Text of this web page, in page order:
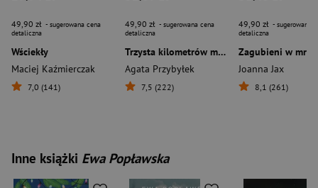
49,90 zł - sugerowana cena
detaliczna
Wściekły
Maciej Kaźmierczak
7,0 (141)
49,90 zł - sugerowana cena
detaliczna
Trzysta kilometrów miłości
Agata Przybyłek
7,5 (222)
49,90 zł - sugerowana
detaliczna
Zagubieni w
Joanna Jax
8,1 (261)
Inne książki Ewa Popławska